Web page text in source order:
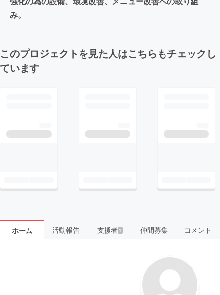
み。
このプロジェクトを見た人はこちらもチェックし
ています
ホーム 活動報告 支援者 1 仲間募集 コメント